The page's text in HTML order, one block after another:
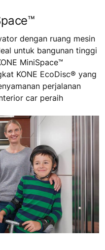
dengan ruang mesin
untuk bangunan tinggi
MiniSpace™
KONE EcoDisc® yang
perjalanan
car peraih